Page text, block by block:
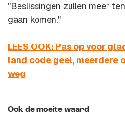
"Beslissingen zullen meer
gaan komen."
LEES OOK: Pas op voor
land code geel, meerdere
weg
Ook de moeite waard